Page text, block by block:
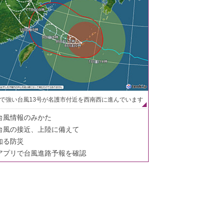
強い台風13号が名護市付近を西南西に進んでいます
風情報のみかた
風の接近、上陸に備えて
る防災
プリで台風進路予報を確認